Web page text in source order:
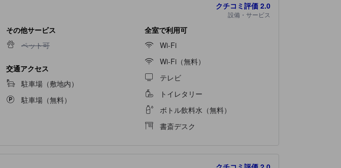
クチコミ評価 2.0
設備・サービス
その他サービス
ペット可不可
ペット可
交通アクセス
駐車場（敷地内）
駐車場（無料）
全室で利用可
Wi-Fi
Wi-Fi（無料）
テレビ
トイレタリー
ボトル飲料水（無料）
書斎デスク